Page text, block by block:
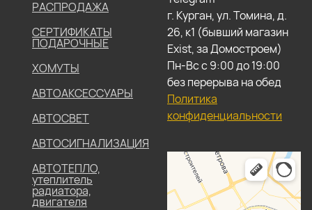
РАСПРОДАЖА
СЕРТИФИКАТЫ
ПОДАРОЧНЫЕ
ХОМУТЫ
АВТОАКСЕССУАРЫ
АВТОСВЕТ
АВТОСИГНАЛИЗАЦИЯ
АВТОТЕПЛО,
утеплитель
радиатора,
двигателя
г. Курган, ул. Томина, д.
26, к1 (бывший магазин
Exist, за Домостроем)
Пн-Вс с 9:00 до 19:00
без перерыва на обед
Политика
конфиденциальности